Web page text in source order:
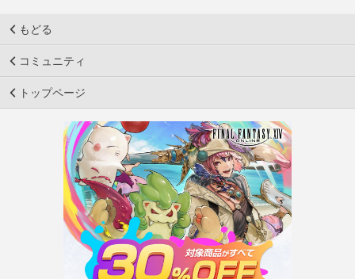
もどる
コミュニティ
トップページ